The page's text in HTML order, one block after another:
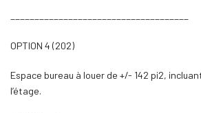
OPTION 4 (202)
Espace bureau à louer de +/- 142 pi2,
l’étage.